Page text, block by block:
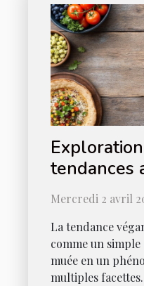
tendances
Mercredi 2 avril
La tendance
comme un
muée en un
multiples